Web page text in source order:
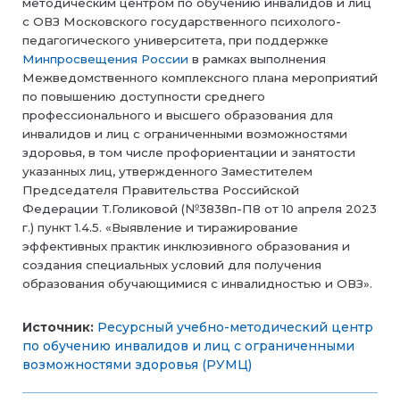
с ОВЗ Московского государственного психолого-
педагогического университета, при поддержке
Минпросвещения России в рамках выполнения
Межведомственного комплексного плана мероприятий
по повышению доступности среднего
профессионального и высшего образования для
инвалидов и лиц с ограниченными возможностями
здоровья, в том числе профориентации и занятости
указанных лиц, утвержденного Заместителем
Председателя Правительства Российской
Федерации Т.Голиковой (№3838п-П8 от 10 апреля 2023
г.) пункт 1.4.5. «Выявление и тиражирование
эффективных практик инклюзивного образования и
создания специальных условий для получения
образования обучающимися с инвалидностью и ОВЗ».
Источник: Ресурсный учебно-методический центр
по обучению инвалидов и лиц с ограниченными
возможностями здоровья (РУМЦ)